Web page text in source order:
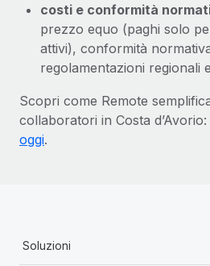
costi e conformità
prezzo equo (paghi solo
attivi), conformità
regolamentazioni regionali
Scopri come Remote
collaboratori in Costa d’Avorio:
oggi.
Soluzioni